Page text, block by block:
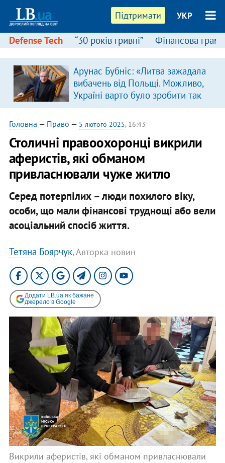
Підтримати УКР
Defense Tech “30 років гривні” Фінансова
Арунас Бубніс: «Литва зажадала
вибачень від Польщі. Можливо,
Україні варто було зробити так
само»
Головна — Право — 5 лютого 2025, 16:43
Столичні правоохоронці викрили
аферистів, які обманом
привласнювали чуже житло
Серед потерпілих – люди похилого віку,
особи, що мали фінансові труднощі або вели
асоціальний спосіб життя.
Тетяна Боярчук, Авторка новин
Додати LB.ua як бажане
джерело в Google
Викрили аферистів, які обманом привласнювали